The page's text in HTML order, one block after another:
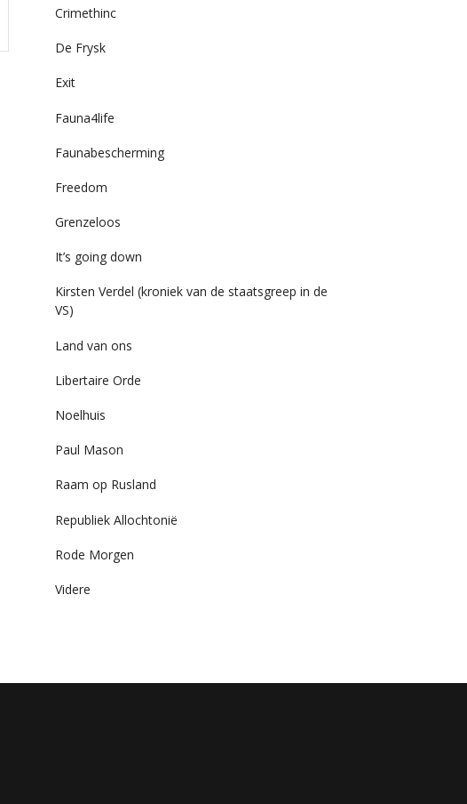
Crimethinc
De Frysk
Exit
Fauna4life
Faunabescherming
Freedom
Grenzeloos
It’s going down
Kirsten Verdel (kroniek van de staatsgreep in de
VS)
Land van ons
Libertaire Orde
Noelhuis
Paul Mason
Raam op Rusland
Republiek Allochtonië
Rode Morgen
Videre